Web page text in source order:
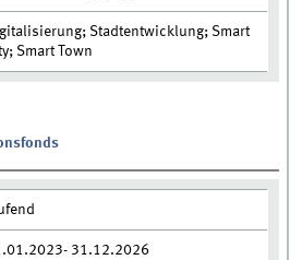
Stadtentwicklung; Smart
Smart Town
31.12.2026